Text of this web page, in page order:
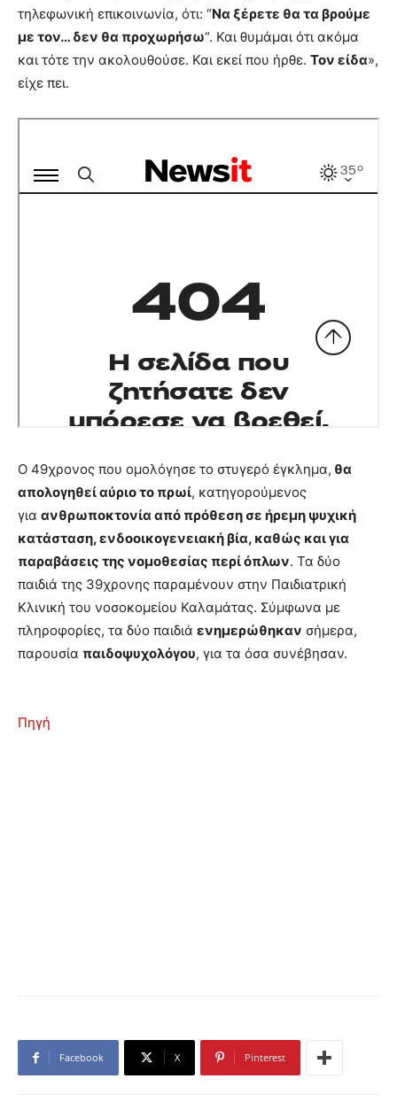
τηλεφωνική επικοινωνία, ότι: “Να ξέρετε θα τα βρούμε
με τον… δεν θα προχωρήσω“. Και θυμάμαι ότι ακόμα
και τότε την ακολουθούσε. Και εκεί που ήρθε. Τον είδα»,
είχε πει.
Ο 49χρονος που ομολόγησε το στυγερό έγκλημα, θα
απολογηθεί αύριο το πρωί, κατηγορούμενος
για ανθρωποκτονία από πρόθεση σε ήρεμη ψυχική
κατάσταση, ενδοοικογενειακή βία, καθώς και για
παραβάσεις της νομοθεσίας περί όπλων. Τα δύο
παιδιά της 39χρονης παραμένουν στην Παιδιατρική
Κλινική του νοσοκομείου Καλαμάτας. Σύμφωνα με
πληροφορίες, τα δύο παιδιά ενημερώθηκαν σήμερα,
παρουσία παιδοψυχολόγου, για τα όσα συνέβησαν.
Πηγή
Facebook X Pinterest